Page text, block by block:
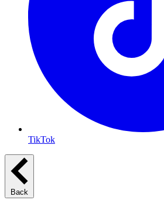
TikTok
Back